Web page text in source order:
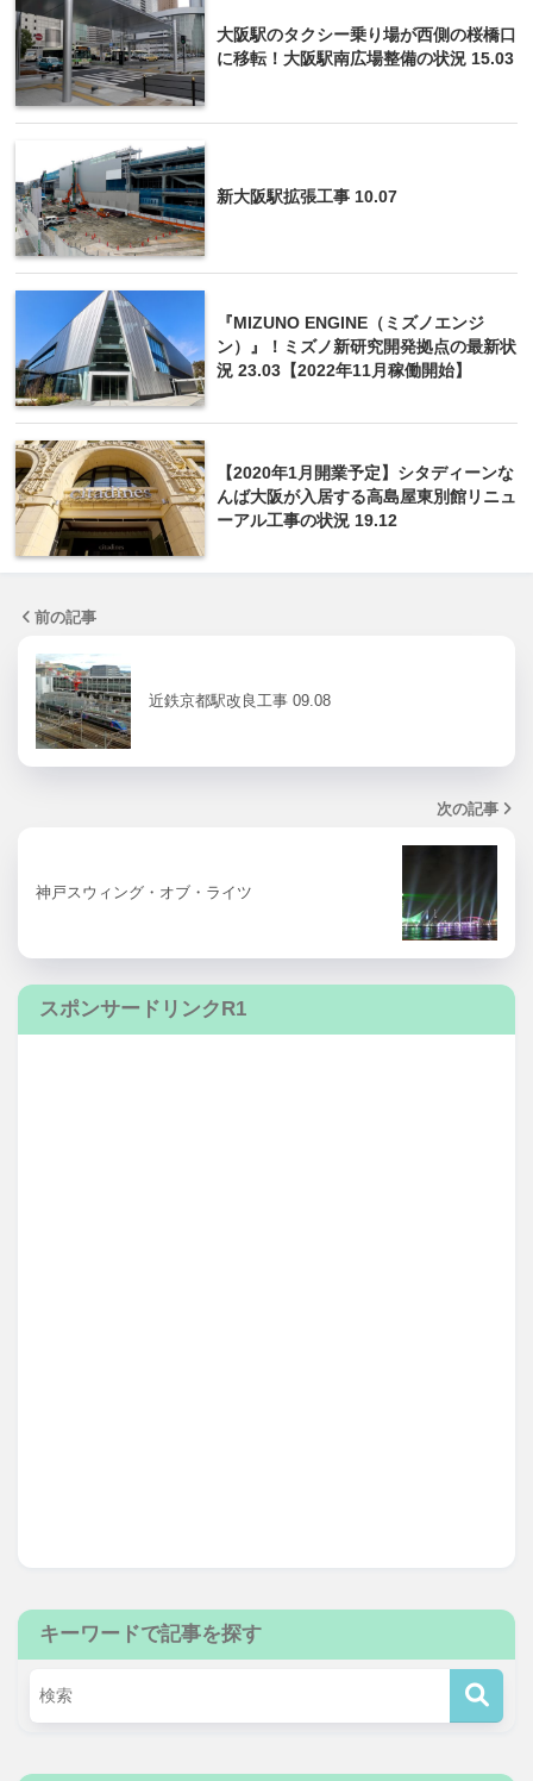
大阪駅のタクシー乗り場が西側の桜橋口
に移転！大阪駅南広場整備の状況 15.03
新大阪駅拡張工事 10.07
『MIZUNO ENGINE（ミズノエンジ
ン）』！ミズノ新研究開発拠点の最新状
況 23.03【2022年11月稼働開始】
【2020年1月開業予定】シタディーンな
んば大阪が入居する高島屋東別館リニュ
ーアル工事の状況 19.12
前の記事
近鉄京都駅改良工事 09.08
次の記事
神戸スウィング・オブ・ライツ
スポンサードリンクR1
キーワードで記事を探す